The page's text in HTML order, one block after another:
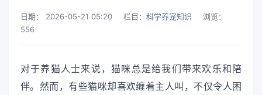
日期： 2026-05-21 05:20 栏目： 科学养宠知识
浏览：
556
对于养猫人士来说，猫咪总是给我们带来欢乐和陪
伴。然而，有些猫咪却喜欢缠着主人叫，不仅令人困